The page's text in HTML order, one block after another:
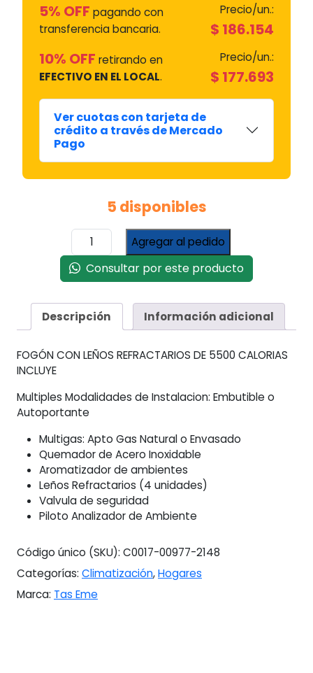
5% OFF pagando con
transferencia bancaria.
Precio/un.:
$ 186.154
10% OFF retirando en
EFECTIVO EN EL LOCAL.
Precio/un.:
$ 177.693
Ver cuotas con tarjeta de
crédito a través de Mercado
Pago
5 disponibles
Leños
Refractarios
Fogón
Taseme
Kompakt
5500
Gas
cantidad
Agregar al pedido
Consultar por este producto
Descripción Información adicional
FOGÓN CON LEÑOS REFRACTARIOS DE 5500 CALORIAS
INCLUYE
Multiples Modalidades de Instalacion: Embutible o
Autoportante
Multigas: Apto Gas Natural o Envasado
Quemador de Acero Inoxidable
Aromatizador de ambientes
Leños Refractarios (4 unidades)
Valvula de seguridad
Piloto Analizador de Ambiente
Código único (SKU): C0017-00977-2148
Categorías: Climatización,Hogares
Marca: Tas Eme